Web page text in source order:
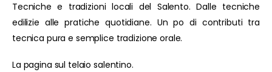
Tecniche e tradizioni locali del Salento. Dalle tecniche
edilizie alle pratiche quotidiane. Un po di contributi tra
tecnica pura e semplice tradizione orale.
La pagina sul telaio salentino.